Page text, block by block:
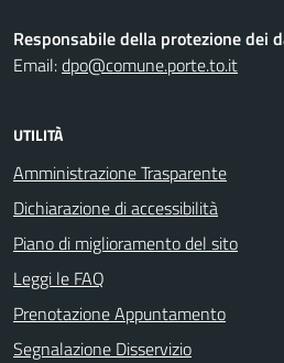
Responsabile della protezione dei
Email:dpo@comune.porte.to.it
UTILITÀ
Amministrazione Trasparente
Dichiarazione di accessibilità
Piano di miglioramento del sito
Leggi le FAQ
Prenotazione Appuntamento
Segnalazione Disservizio